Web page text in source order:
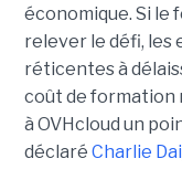
économique. Si le
relever le défi,
réticentes à
coût de formation
à OVHcloud un
déclaré Charlie Dai